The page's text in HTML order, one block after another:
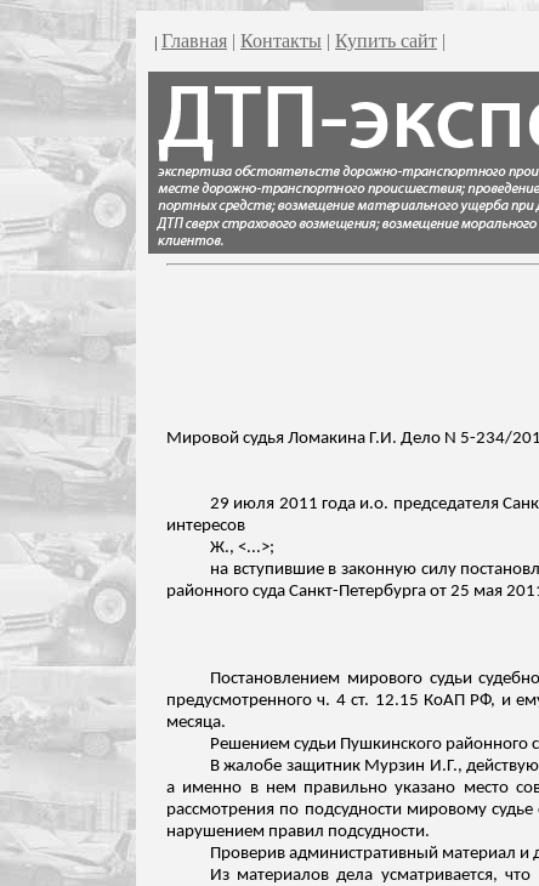
| Главная | Контакты | Купить сайт |
Мировой судья Ломакина Г.И. Дело N 5-234/
29 июля 2011 года и.о. председателя
интересов
Ж., <...>;
на вступившие в законную силу
районного суда Санкт-Петербурга от 25 мая
Постановлением мирового судьи
предусмотренного ч. 4 ст. 12.15 КоАП РФ, и
месяца.
Решением судьи Пушкинского районного
В жалобе защитник Мурзин И.Г.,
а именно в нем правильно указано место
рассмотрения по подсудности мировому
нарушением правил подсудности.
Проверив административный материал
Из материалов дела усматривается,